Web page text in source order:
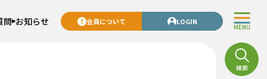
MENU
問 お知らせ 会員について LOGIN